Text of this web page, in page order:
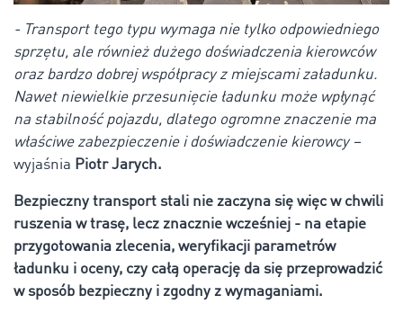
- Transport tego typu wymaga nie tylko odpowiedniego
sprzętu, ale również dużego doświadczenia kierowców
oraz bardzo dobrej współpracy z miejscami załadunku.
Nawet niewielkie przesunięcie ładunku może wpłynąć
na stabilność pojazdu, dlatego ogromne znaczenie ma
właściwe zabezpieczenie i doświadczenie kierowcy –
wyjaśnia Piotr Jarych.
Bezpieczny transport stali nie zaczyna się więc w chwili
ruszenia w trasę, lecz znacznie wcześniej - na etapie
przygotowania zlecenia, weryfikacji parametrów
ładunku i oceny, czy całą operację da się przeprowadzić
w sposób bezpieczny i zgodny z wymaganiami.